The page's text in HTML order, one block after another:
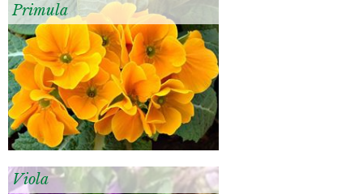
Primula
Viola